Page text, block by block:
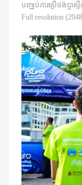
បញ្ឈប់ការប្រើថង់ប្លាស្
Full resolution